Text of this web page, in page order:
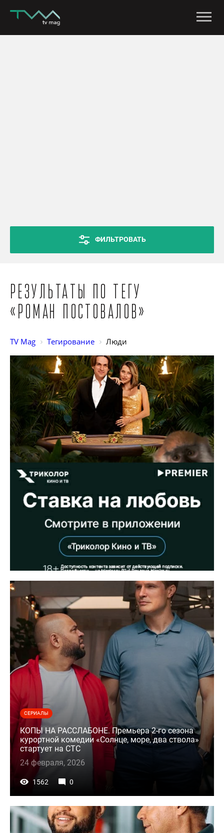
ФИЛЬТРОВАТЬ
Результаты по тегу
«Роман Постовалов»
TV Mag Тегирование Люди
СЕРИАЛЫ
КОПЫ НА РАССЛАБОНЕ. Премьера 2-го сезона
курортной комедии «Солнце, море, два ствола»
стартует на СТС
24 февраля, 2026
1562 0